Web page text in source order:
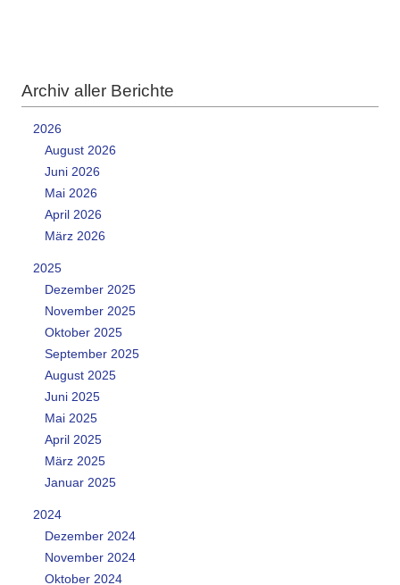
Archiv aller Berichte
2026
August 2026
Juni 2026
Mai 2026
April 2026
März 2026
2025
Dezember 2025
November 2025
Oktober 2025
September 2025
August 2025
Juni 2025
Mai 2025
April 2025
März 2025
Januar 2025
2024
Dezember 2024
November 2024
Oktober 2024